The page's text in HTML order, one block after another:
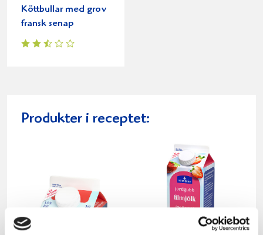
Köttbullar med grov
fransk senap
Produkter i receptet: